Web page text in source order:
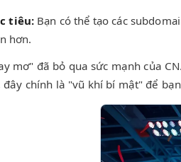
tiêu: Bạn có thể tạo các
hơn.
mơ" đã bỏ qua sức mạnh của
chính là "vũ khí bí mật" để